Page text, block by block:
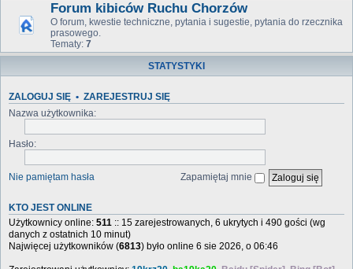
Forum kibiców Ruchu Chorzów
O forum, kwestie techniczne, pytania i sugestie, pytania do rzecznika
prasowego.
Tematy: 7
STATYSTYKI
ZALOGUJ SIĘ • ZAREJESTRUJ SIĘ
Nazwa użytkownika:
Hasło:
Nie pamiętam hasła Zapamiętaj mnie
KTO JEST ONLINE
Użytkownicy online: 511 :: 15 zarejestrowanych, 6 ukrytych i 490 gości (wg
danych z ostatnich 10 minut)
Najwięcej użytkowników (6813) było online 6 sie 2026, o 06:46